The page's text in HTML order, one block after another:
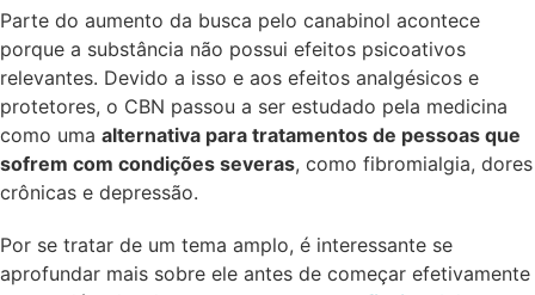
Parte do aumento da busca pelo canabinol acontece
porque a substância não possui efeitos psicoativos
relevantes. Devido a isso e aos efeitos analgésicos e
protetores, o CBN passou a ser estudado pela medicina
como uma alternativa para tratamentos de pessoas que
sofrem com condições severas, como fibromialgia, dores
crônicas e depressão.
Por se tratar de um tema amplo, é interessante se
aprofundar mais sobre ele antes de começar efetivamente